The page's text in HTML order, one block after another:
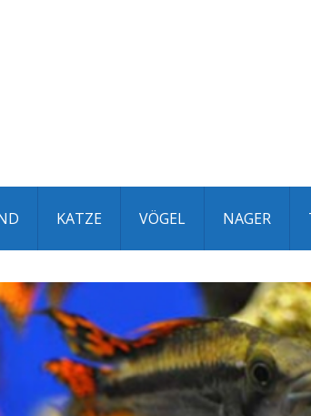
KATZE VÖGEL NAGER